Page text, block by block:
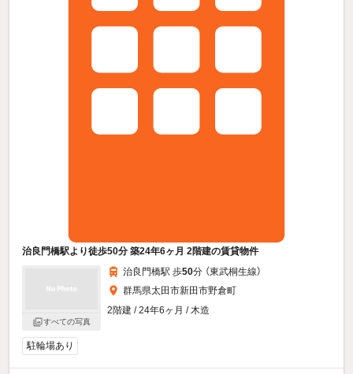
治良門橋駅より徒歩50分 築24年6ヶ月 2階建の賃貸物件
すべての写真
治良門橋駅 歩50分 （東武桐生線）
群馬県太田市新田市野倉町
2階建 / 24年6ヶ月 / 木造
駐輪場あり